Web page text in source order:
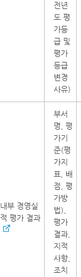
전년
도 평
가등
급 및
평가
등급
변경
사유)
내부 경영실
적 평가 결과
부서
명, 평
가기
준(평
가지
표, 배
점, 평
가방
법),
평가
결과,
지적
사항,
조치